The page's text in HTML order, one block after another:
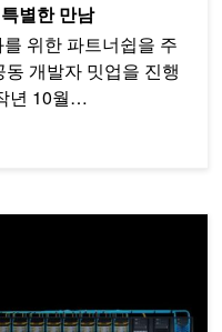
별한 만남
위한 파트너쉽을 주
개발자 밋업을 진행
년 10월…